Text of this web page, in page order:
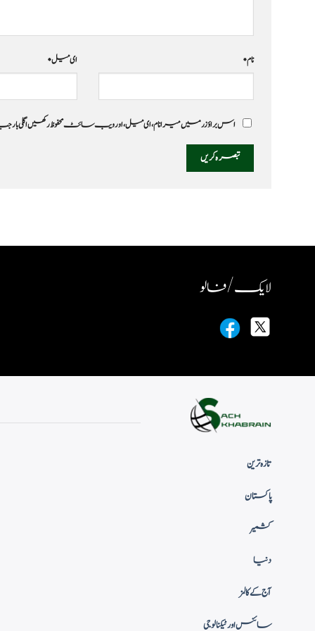
نام* ای میل*
اس براؤزر میں میرا نام، ای میل، اور ویب سائٹ محفوظ رکھیں اگلی
لایک / فالو
تازہ ترین
پاکستان
کشمیر
دنیا
آج کے کالمز
سائنس اور ٹیکنالوجی